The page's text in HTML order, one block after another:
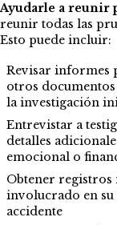
Ayudarle a reunir
reunir todas las
Esto puede incluir:
Revisar informes
otros
la investigación
Entrevistar a
detalles
emocional o
Obtener registros
involucrado en
accidente